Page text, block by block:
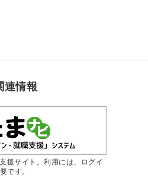
連情報
援サイト。利用には、ログイ
です。